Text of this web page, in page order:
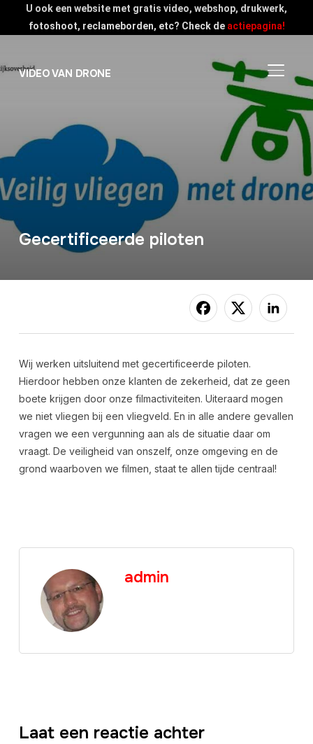
U ook een website met gratis video, webshop, drukwerk,
fotoshoot, reclameborden, etc? Check de actiepagina!
VIDEO VAN DRONE
Gecertificeerde piloten
Wij werken uitsluitend met gecertificeerde piloten.
Hierdoor hebben onze klanten de zekerheid, dat ze geen
boete krijgen door onze filmactiviteiten. Uiteraard mogen
we niet vliegen bij een vliegveld. En in alle andere gevallen
vragen we een vergunning aan als de situatie daar om
vraagt. De veiligheid van onszelf, onze omgeving en de
grond waarboven we filmen, staat te allen tijde centraal!
admin
Laat een reactie achter